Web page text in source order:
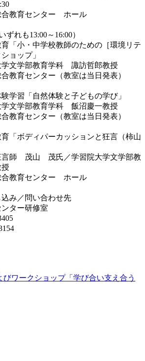
教育センター ホール
れも13:00～16:00）
「小・中学校教師のための［環境リテ
ョップ」
文学部教育学科 諏訪哲郎教授
育センター（教室は当日発表）
習「自然体験と子どもの学び」
文学部教育学科 飯沼慶一教授
育センター（教室は当日発表）
「ボディパーカッションと狂言（柿山
師 茂山 茂氏／学習院大学文学部教
教育センター ホール
み／問い合わせ先
ター研修室
びワークショップ「学び合い支え合う